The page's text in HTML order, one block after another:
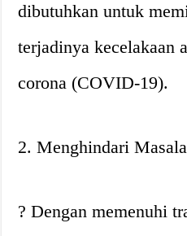
dibutuhkan untuk
terjadinya kecelakaan
corona (COVID-19).
2. Menghindari
? Dengan memenuhi